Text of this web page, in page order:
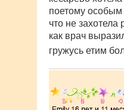
н
и
поетому
что не
как врач
гружусь етим